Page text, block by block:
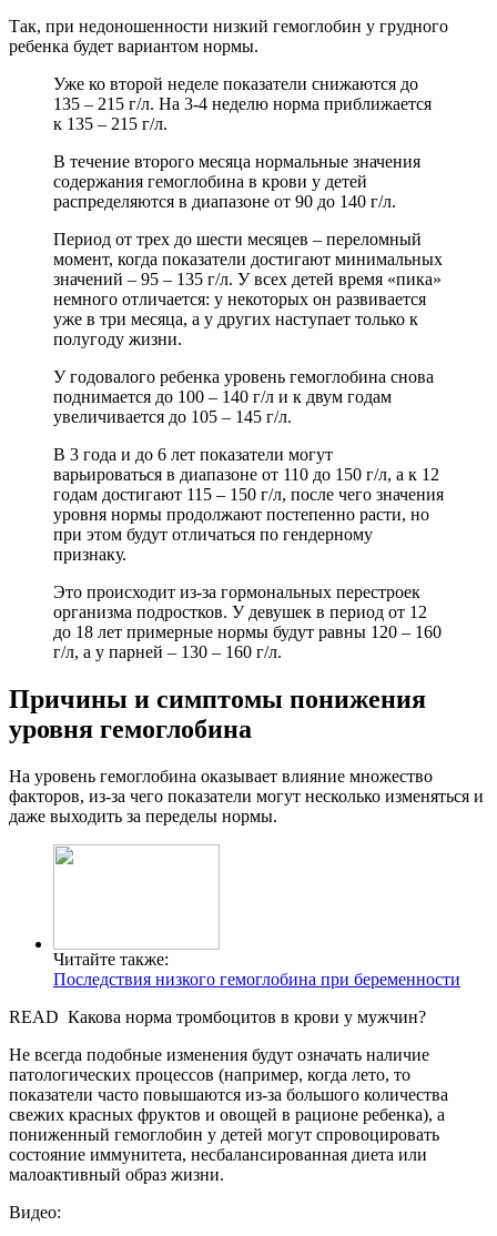
Так, при недоношенности низкий гемоглобин у грудного
ребенка будет вариантом нормы.
Уже ко второй неделе показатели снижаются до
135 – 215 г/л. На 3-4 неделю норма приближается
к 135 – 215 г/л.
В течение второго месяца нормальные значения
содержания гемоглобина в крови у детей
распределяются в диапазоне от 90 до 140 г/л.
Период от трех до шести месяцев – переломный
момент, когда показатели достигают минимальных
значений – 95 – 135 г/л. У всех детей время «пика»
немного отличается: у некоторых он развивается
уже в три месяца, а у других наступает только к
полугоду жизни.
У годовалого ребенка уровень гемоглобина снова
поднимается до 100 – 140 г/л и к двум годам
увеличивается до 105 – 145 г/л.
В 3 года и до 6 лет показатели могут
варьироваться в диапазоне от 110 до 150 г/л, а к 12
годам достигают 115 – 150 г/л, после чего значения
уровня нормы продолжают постепенно расти, но
при этом будут отличаться по гендерному
признаку.
Это происходит из-за гормональных перестроек
организма подростков. У девушек в период от 12
до 18 лет примерные нормы будут равны 120 – 160
г/л, а у парней – 130 – 160 г/л.
Причины и симптомы понижения
уровня гемоглобина
На уровень гемоглобина оказывает влияние множество
факторов, из-за чего показатели могут несколько изменяться и
даже выходить за переделы нормы.
Читайте также:
Последствия низкого гемоглобина при беременности
READ Какова норма тромбоцитов в крови у мужчин?
Не всегда подобные изменения будут означать наличие
патологических процессов (например, когда лето, то
показатели часто повышаются из-за большого количества
свежих красных фруктов и овощей в рационе ребенка), а
пониженный гемоглобин у детей могут спровоцировать
состояние иммунитета, несбалансированная диета или
малоактивный образ жизни.
Видео: